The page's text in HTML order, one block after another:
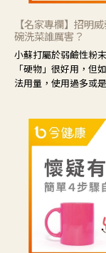
【名家專欄】招明
碗洗菜誰厲害？
小蘇打屬於弱鹼性粉
「硬物」很好用，但
法用量，使用過多或